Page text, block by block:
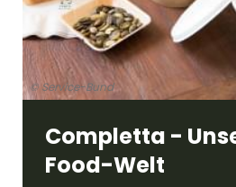
© Service-Bund
Completta -
Food-Welt